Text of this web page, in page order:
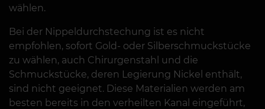
wählen.
Bei der Nippeldurchstechung ist es nicht
empfohlen, sofort Gold- oder Silberschmuckstücke
zu wählen, auch Chirurgenstahl und die
Schmuckstücke, deren Legierung Nickel enthält,
sind nicht geeignet. Diese Materialien werden am
besten bereits in den verheilten Kanal eingeführt,